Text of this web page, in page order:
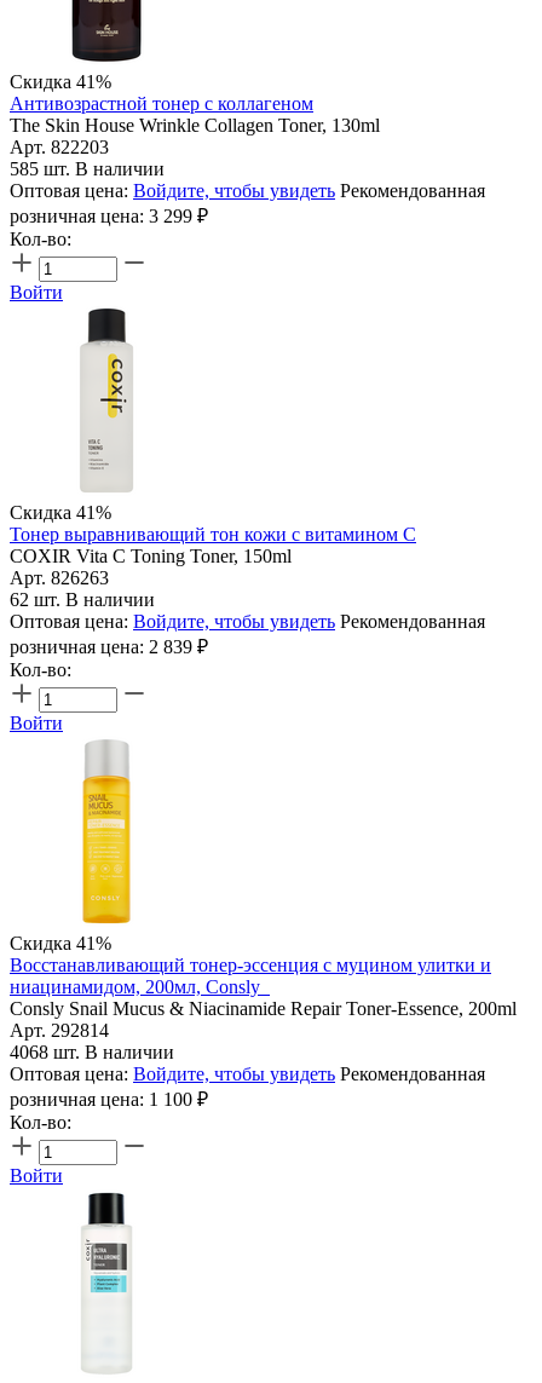
Скидка 41%
Антивозрастной тонер с коллагеном
The Skin House Wrinkle Collagen Toner, 130ml
Арт. 822203
585 шт. В наличии
Оптовая цена: Войдите, чтобы увидеть Рекомендованная
розничная цена: 3 299 ₽
Кол-во:
Войти
Скидка 41%
Тонер выравнивающий тон кожи с витамином С
COXIR Vita C Toning Toner, 150ml
Арт. 826263
62 шт. В наличии
Оптовая цена: Войдите, чтобы увидеть Рекомендованная
розничная цена: 2 839 ₽
Кол-во:
Войти
Скидка 41%
Восстанавливающий тонер-эссенция с муцином улитки и
ниацинамидом, 200мл, Consly
Consly Snail Mucus & Niacinamide Repair Toner-Essence, 200ml
Арт. 292814
4068 шт. В наличии
Оптовая цена: Войдите, чтобы увидеть Рекомендованная
розничная цена: 1 100 ₽
Кол-во:
Войти